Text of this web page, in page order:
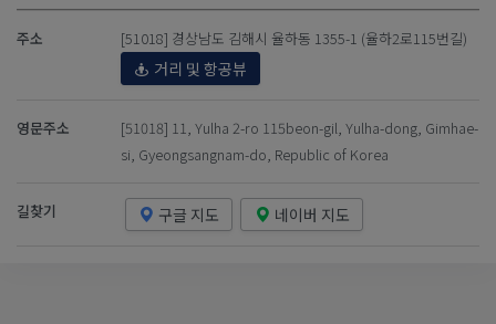
주소 [51018] 경상남도 김해시 율하동 1355-1 (율하2로115번길)
거리 및 항공뷰
영문주소
[51018] 11, Yulha 2-ro 115beon-gil, Yulha-dong, Gimhae-
si, Gyeongsangnam-do, Republic of Korea
길찾기 구글 지도 네이버 지도